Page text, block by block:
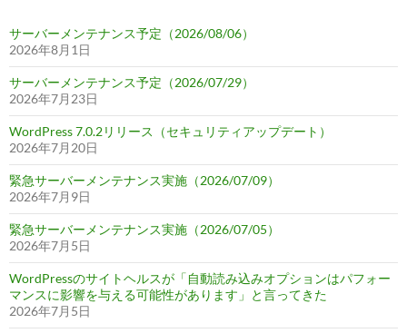
サーバーメンテナンス予定（2026/08/06）
2026年8月1日
サーバーメンテナンス予定（2026/07/29）
2026年7月23日
WordPress 7.0.2リリース（セキュリティアップデート）
2026年7月20日
緊急サーバーメンテナンス実施（2026/07/09）
2026年7月9日
緊急サーバーメンテナンス実施（2026/07/05）
2026年7月5日
WordPressのサイトヘルスが「自動読み込みオプションはパフォー
マンスに影響を与える可能性があります」と言ってきた
2026年7月5日